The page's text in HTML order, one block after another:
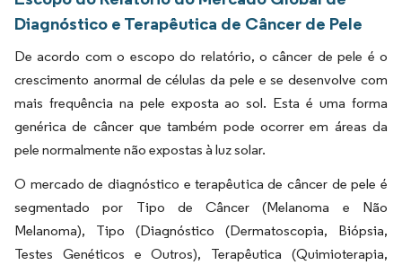
Diagnóstico e Terapêutica de Câncer de Pele
De acordo com o escopo do relatório, o câncer de pele é o
crescimento anormal de células da pele e se desenvolve com
mais frequência na pele exposta ao sol. Esta é uma forma
genérica de câncer que também pode ocorrer em áreas da
pele normalmente não expostas à luz solar.
O mercado de diagnóstico e terapêutica de câncer de pele é
segmentado por Tipo de Câncer (Melanoma e Não
Melanoma), Tipo (Diagnóstico (Dermatoscopia, Biópsia,
Testes Genéticos e Outros), Terapêutica (Quimioterapia,